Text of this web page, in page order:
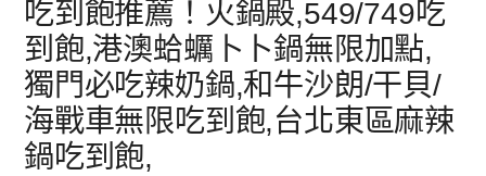
吃到飽推薦！火鍋殿,549/749吃
到飽,港澳蛤蠣卜卜鍋無限加點,
獨門必吃辣奶鍋,和牛沙朗/干貝/
海戰車無限吃到飽,台北東區麻辣
鍋吃到飽,